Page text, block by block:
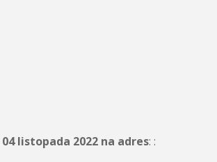
04 listopada 2022 na adres: :